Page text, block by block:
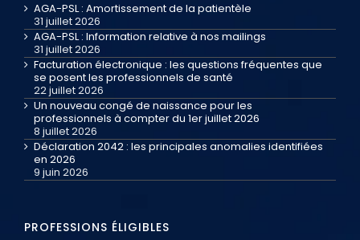
AGA-PSL : Amortissement de la patientèle
31 juillet 2026
AGA-PSL : Information relative à nos mailings
31 juillet 2026
Facturation électronique : les questions fréquentes que
se posent les professionnels de santé
22 juillet 2026
Un nouveau congé de naissance pour les
professionnels à compter du 1er juillet 2026
8 juillet 2026
Déclaration 2042 : les principales anomalies identifiées
en 2026
9 juin 2026
PROFESSIONS ÉLIGIBLES